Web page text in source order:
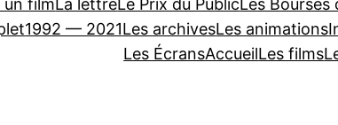
un filmLa lettreLe Prix du PublicLes Bourses
1992 — 2021Les archivesLes animations
Les ÉcransAccueilLes films